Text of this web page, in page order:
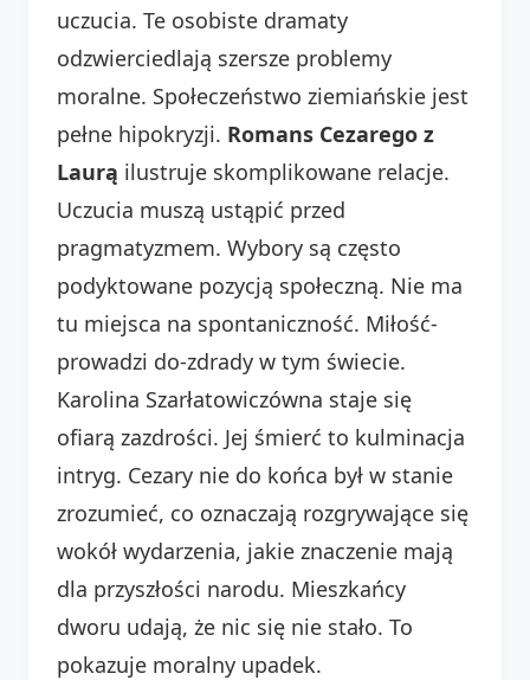
uczucia. Te osobiste dramaty
odzwierciedlają szersze problemy
moralne. Społeczeństwo ziemiańskie jest
pełne hipokryzji. Romans Cezarego z
Laurą ilustruje skomplikowane relacje.
Uczucia muszą ustąpić przed
pragmatyzmem. Wybory są często
podyktowane pozycją społeczną. Nie ma
tu miejsca na spontaniczność. Miłość-
prowadzi do-zdrady w tym świecie.
Karolina Szarłatowiczówna staje się
ofiarą zazdrości. Jej śmierć to kulminacja
intryg. Cezary nie do końca był w stanie
zrozumieć, co oznaczają rozgrywające się
wokół wydarzenia, jakie znaczenie mają
dla przyszłości narodu. Mieszkańcy
dworu udają, że nic się nie stało. To
pokazuje moralny upadek.